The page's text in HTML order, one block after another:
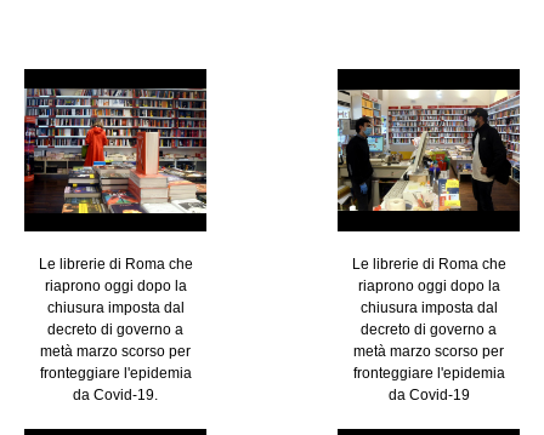
Le librerie di Roma che
riaprono oggi dopo la
chiusura imposta dal
decreto di governo a
metà marzo scorso per
fronteggiare l'epidemia
da Covid-19.
Le librerie di Roma che
riaprono oggi dopo la
chiusura imposta dal
decreto di governo a
metà marzo scorso per
fronteggiare l'epidemia
da Covid-19